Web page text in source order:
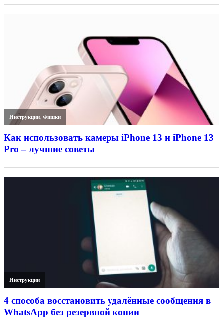
Инструкции,Фишки
Как использовать камеры iPhone 13 и iPhone 13
Pro – лучшие советы
Инструкции
4 способа восстановить удалённые сообщения в
WhatsApp без резервной копии